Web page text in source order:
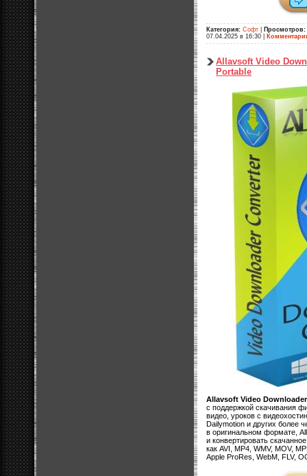
Категория: Софт Просмотров:
07.04.2025 в 16:30
Allavsoft Video
Portable
Allavsoft Video
с поддержкой скачивания
видео, уроков с
Dailymotion и других более
в оригинальном формате,
и конвертировать
как AVI, MP4, WMV, MOV,
Apple ProRes, WebM, FLV,